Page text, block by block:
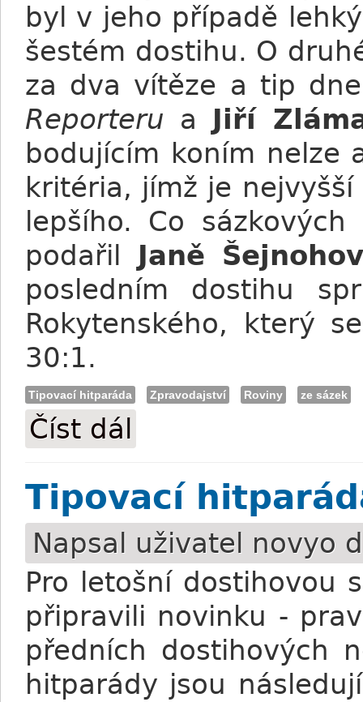
byl v jeho případě
šestém dostihu. O
za dva vítěze a tip
Reporteru a Jiří
bodujícím koním nelze
kritéria, jímž je
lepšího. Co
podařil Janě
posledním dostihu
Rokytenského, který
30:1.
Tipovací hitparáda Zpravodajství Roviny ze sázek
Číst dál
Tipovací
Napsal uživatel novyo
Pro letošní dostihovou
připravili novinku -
předních dostihových
hitparády jsou